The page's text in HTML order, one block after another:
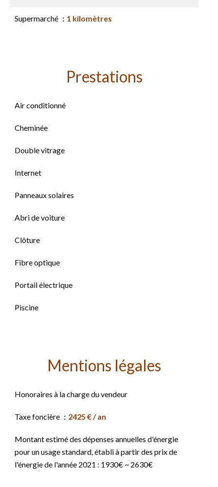
Supermarché 1 kilomètres
Prestations
Air conditionné
Cheminée
Double vitrage
Internet
Panneaux solaires
Abri de voiture
Clôture
Fibre optique
Portail électrique
Piscine
Mentions légales
Honoraires à la charge du vendeur
Taxe foncière 2425 € / an
Montant estimé des dépenses annuelles d'énergie
pour un usage standard, établi à partir des prix de
l'énergie de l'année 2021 : 1930€ ~ 2630€